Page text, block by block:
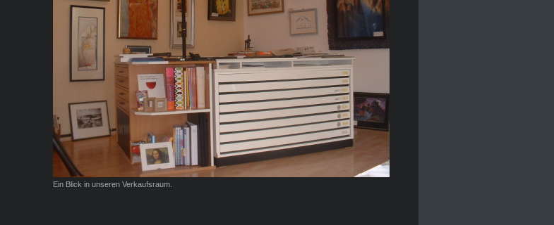
Ein Blick in unseren Verkaufsraum.